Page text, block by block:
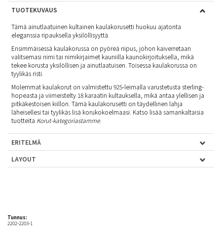
TUOTEKUVAUS
Tämä ainutlaatuinen kultainen kaulakorusetti huokuu ajatonta
eleganssia ripauksella yksilöllisyyttä.
Ensimmäisessä kaulakorussa on pyöreä riipus, johon kaiverretaan
valitsemasi nimi tai nimikirjaimet kauniilla kaunokirjoituksella, mikä
tekee korusta yksilöllisen ja ainutlaatuisen. Toisessa kaulakorussa on
tyylikäs risti.
Molemmat kaulakorut on valmistettu 925-leimalla varustetusta sterling-
hopeasta ja viimeistelty 18 karaatin kultauksella, mikä antaa ylellisen ja
pitkäkestoisen kiillon. Tämä kaulakorusetti on täydellinen lahja
läheisellesi tai tyylikäs lisä korukokoelmaasi. Katso lisää samankaltaisia
tuotteita Korut-kategoriastamme.
ERITELMÄ
LAYOUT
Tunnus:
2202-2203-1